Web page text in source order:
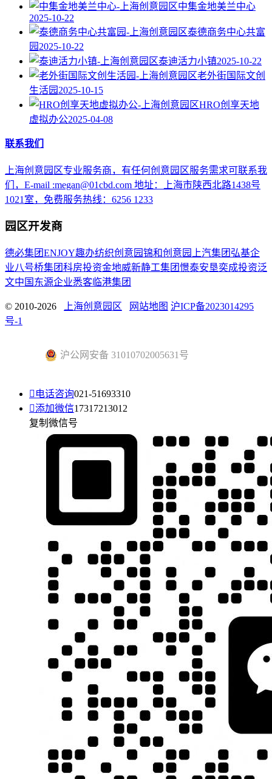
中集金地美兰中心
2025-10-22
泰德商务中心共富
园 2025-10-22
泰迪活力小镇2025-10-22
老外街国际文创
生活园 2025-10-15
HRO创享天地
虚拟办公2025-04-08
联系我们
上海创意园区专业服务商，有任何创意园区服务需求可联系我
们，E-mail :megan@01cbd.com 地址：上海市陕西北路1438号
1021室，免费服务热线：6256 1233
园区开发商
德必集团ENJOY趣办纺织创意园锦和创意园 上汽集团 弘基企
业八号桥集团科房投资金地威新静工集团憬泰安垦奕成投资泛
文中国 东源企业悉客 临港集团
© 2010-2026 上海创意园区 网站地图 沪ICP备2023014295
号-1
沪公网安备 31010702005631号
 电话咨询021-51693310
添加微信17317213012
复制微信号